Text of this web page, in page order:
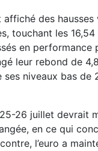
affiché des hausses
touchant les
en performance
leur rebond de
ses niveaux bas de
26 juillet devrait
en ce qui
l’euro a